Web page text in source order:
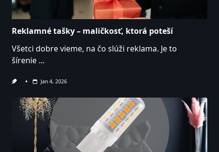
Reklamné tašky – maličkosť, ktorá poteší
Všetci dobre vieme, na čo slúži reklama. Je to
šírenie ...
Jan 4, 2026